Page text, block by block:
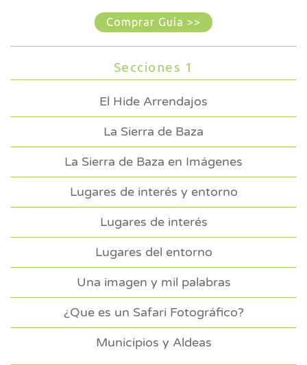
Comprar Guía >>
Secciones 1
El Hide Arrendajos
La Sierra de Baza
La Sierra de Baza en Imágenes
Lugares de interés y entorno
Lugares de interés
Lugares del entorno
Una imagen y mil palabras
¿Que es un Safari Fotográfico?
Municipios y Aldeas